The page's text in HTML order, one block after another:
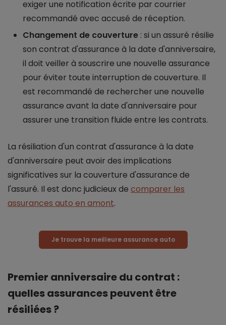
exiger une notification écrite par courrier
recommandé avec accusé de réception.
Changement de couverture : si un assuré résilie
son contrat d'assurance à la date d'anniversaire,
il doit veiller à souscrire une nouvelle assurance
pour éviter toute interruption de couverture. Il
est recommandé de rechercher une nouvelle
assurance avant la date d'anniversaire pour
assurer une transition fluide entre les contrats.
La résiliation d'un contrat d'assurance à la date
d'anniversaire peut avoir des implications
significatives sur la couverture d'assurance de
l'assuré. Il est donc judicieux de comparer les
assurances auto en amont.
Je trouve la meilleure assurance auto
Premier anniversaire du contrat :
quelles assurances peuvent être
résiliées ?